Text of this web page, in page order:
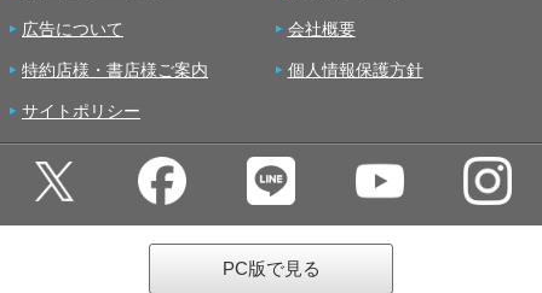
広告について 会社概要
特約店様・書店様ご案内 個人情報保護方針
サイトポリシー
PC版で見る